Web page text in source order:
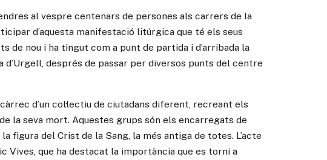
al vespre centenars de persones als carrers de la
d’aquesta manifestació litúrgica que té els seus
de nou i ha tingut com a punt de partida i d’arribada la
d’Urgell, després de passar per diversos punts del centre
d’un col·lectiu de ciutadans diferent, recreant els
la seva mort. Aquestes grups són els encarregats de
figura del Crist de la Sang, la més antiga de totes. L’acte
Vives, que ha destacat la importància que es torni a